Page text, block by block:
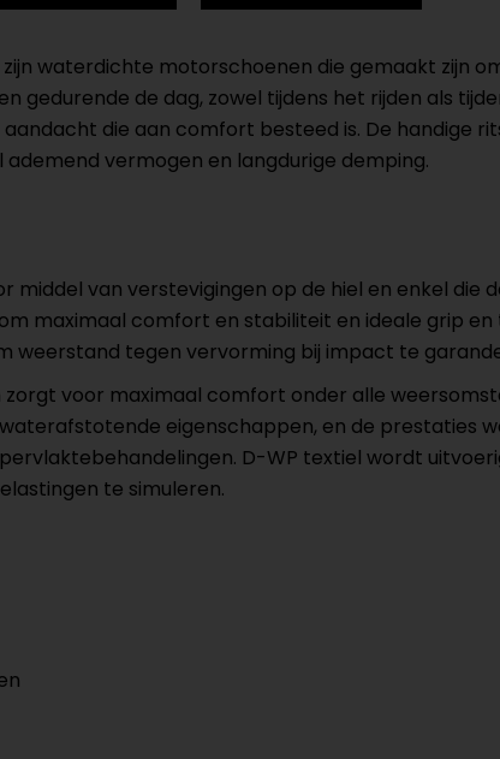
waterdichte motorschoenen die gemaakt zijn
gedurende de dag, zowel tijdens het rijden als
die aan comfort besteed is. De handige
vermogen en langdurige demping.
van verstevigingen op de hiel en enkel die
maximaal comfort en stabiliteit en ideale grip
weerstand tegen vervorming bij impact te
voor maximaal comfort onder alle
eigenschappen, en de prestaties
D-WP textiel wordt
te simuleren.